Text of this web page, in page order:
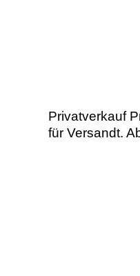
Privatverkauf
für Versandt.